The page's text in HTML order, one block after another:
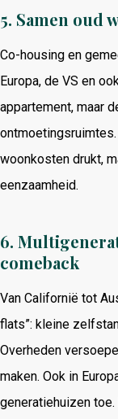
5. Samen oud
Co-housing en
Europa, de VS en
appartement, maar
woonkosten drukt,
eenzaamheid.
6.
comeback
Van Californië tot
flats”: kleine
Overheden
maken. Ook in
generatiehuizen